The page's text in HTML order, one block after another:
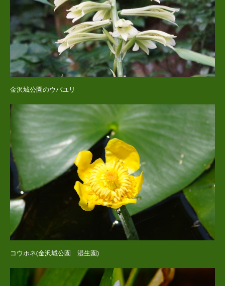
金沢城公園のウバユリ
コウホネ(金沢城公園 湿生園)